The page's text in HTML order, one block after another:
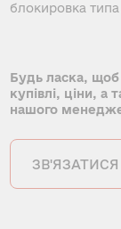
блокировка
Будь ласка,
купівлі, ціни, а
нашого